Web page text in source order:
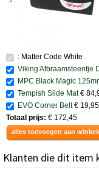
: Matter Code White
Viking Afbraamsteentje
MPC Black Magic
Tempish Slide Mat €
EVO Corner Belt € 19,95
Totaal prijs: € 172,45
alles toevoegen aan
Klanten die dit item